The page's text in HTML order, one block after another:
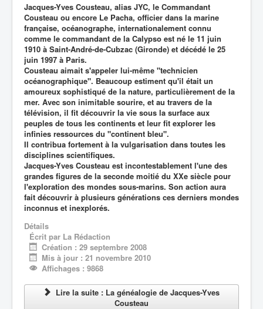
Jacques-Yves Cousteau, alias JYC, le Commandant
Cousteau ou encore Le Pacha, officier dans la marine
française, océanographe, internationalement connu
comme le commandant de la Calypso est né le 11 juin
1910 à Saint-André-de-Cubzac (Gironde) et décédé le 25
juin 1997 à Paris.
Cousteau aimait s'appeler lui-même "technicien
océanographique". Beaucoup estiment qu'il était un
amoureux sophistiqué de la nature, particulièrement de la
mer. Avec son inimitable sourire, et au travers de la
télévision, il fit découvrir la vie sous la surface aux
peuples de tous les continents et leur fit explorer les
infinies ressources du "continent bleu".
Il contribua fortement à la vulgarisation dans toutes les
disciplines scientifiques.
Jacques-Yves Cousteau est incontestablement l'une des
grandes figures de la seconde moitié du XXe siècle pour
l'exploration des mondes sous-marins. Son action aura
fait découvrir à plusieurs générations ces derniers mondes
inconnus et inexplorés.
Détails
Écrit par La Rédaction
Création : 29 septembre 2008
Mis à jour : 21 novembre 2010
Affichages : 9868
Lire la suite : La généalogie de Jacques-Yves
Cousteau